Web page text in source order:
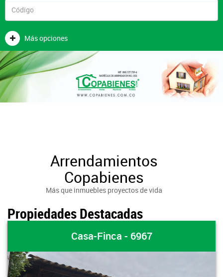
Más opciones
Arrendamientos
Copabienes
Más que inmuebles proyectos de vida
Propiedades Destacadas
Casa-Finca - 6967